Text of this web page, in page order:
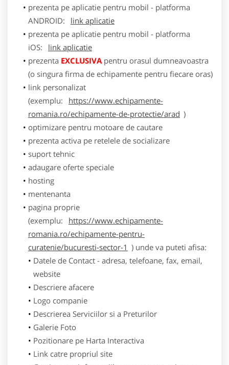
prezenta pe aplicatie pentru mobil - platforma
ANDROID:
link aplicatie
prezenta pe aplicatie pentru mobil - platforma
iOS:
link aplicatie
prezenta EXCLUSIVApentru orasul dumneavoastra
(o singura firma de echipamente pentru fiecare oras)
link personalizat
(exemplu:
https://www.echipamente-
romania.ro/echipamente-de-protectie/arad )
optimizare pentru motoare de cautare
prezenta activa pe retelele de socializare
suport tehnic
adaugare oferte speciale
hosting
mentenanta
pagina proprie
(exemplu:
https://www.echipamente-
romania.ro/echipamente-pentru-
curatenie/bucuresti-sector-1 ) unde va puteti afisa:
Datele de Contact - adresa, telefoane, fax, email,
website
Descriere afacere
Logo companie
Descrierea Serviciilor si a Preturilor
Galerie Foto
Pozitionare pe Harta Interactiva
Link catre propriul site